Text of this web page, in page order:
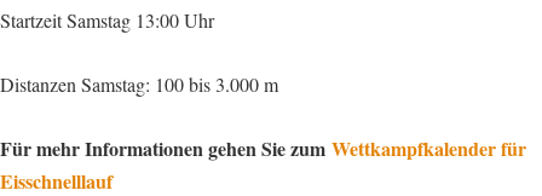
Startzeit Samstag 13:00 Uhr
Distanzen Samstag: 100 bis 3.000 m
Für mehr Informationen gehen Sie zum Wettkampfkalender für
Eisschnelllauf